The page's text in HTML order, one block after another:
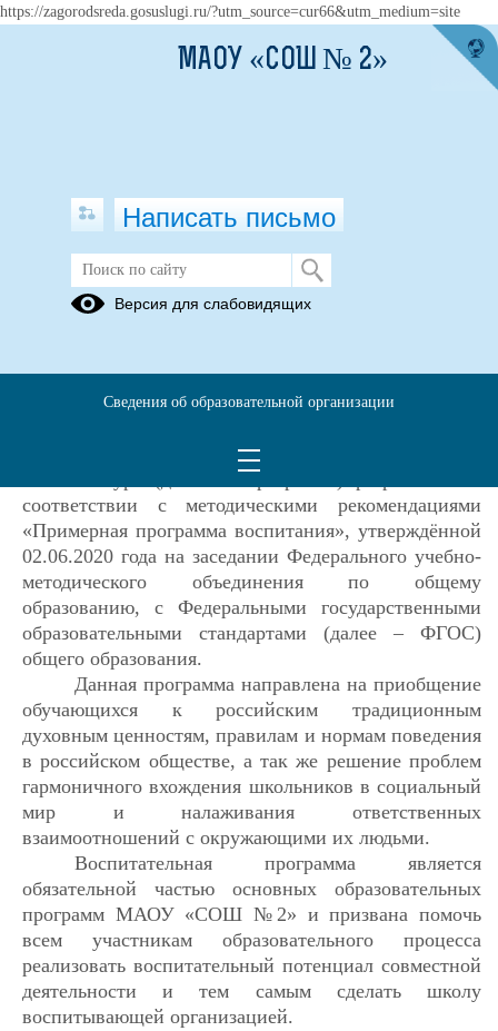
https://zagorodsreda.gosuslugi.ru/?utm_source=cur66&utm_medium=site
Воспитательная работа
«СОШ № 2» НА 2020-2025 ГОД
Программа воспитанияМАОУ «СОШ №2» г.
соответствии с методическими рекомендациями
«Примерная программа воспитания», утверждённой
02.06.2020 года на заседании Федерального учебно-
методического объединения по общему
образованию, с Федеральными государственными
образовательными стандартами (далее – ФГОС)
общего образования.
Данная программа направлена на приобщение
обучающихся к российским традиционным
духовным ценностям, правилам и нормам поведения
в российском обществе, а так же решение проблем
гармоничного вхождения школьников в социальный
мир и налаживания ответственных
взаимоотношений с окружающими их людьми.
Воспитательная программа является
обязательной частью основных образовательных
программ МАОУ «СОШ №2» и призвана помочь
всем участникам образовательного процесса
реализовать воспитательный потенциал совместной
деятельности и тем самым сделать школу
воспитывающей организацией.
МАОУ «СОШ № 2»
Написать письмо
Версия для слабовидящих
Сведения об образовательной организации